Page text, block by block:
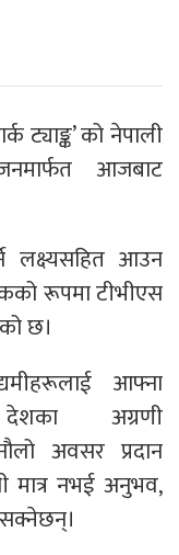
ट्याङ्क’ को नेपाली
आजबाट
लक्ष्यसहित आउन
रूपमा टीभीएस
छ।
आफ्ना
अग्रणी
अवसर प्रदान
मात्र नभई अनुभव,
सक्नेछन्।